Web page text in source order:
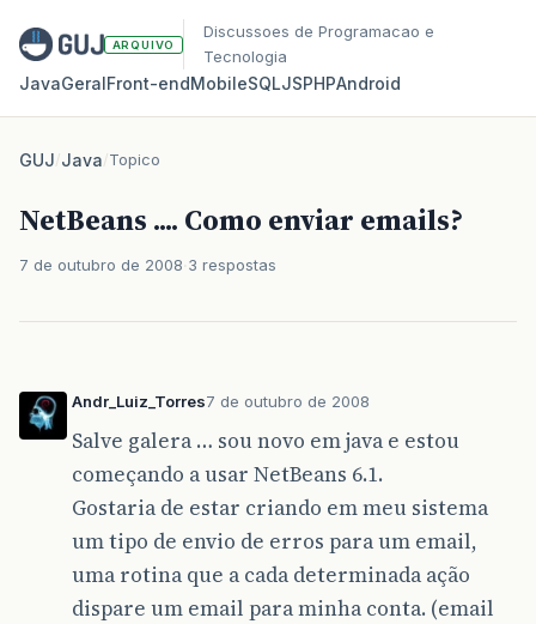
ARQUIVO
Discussoes de Programacao e
Tecnologia
JavaGeralFront‑endMobileSQLJSPHPAndroid
GUJ/Java/Topico
NetBeans .... Como enviar emails?
7 de outubro de 2008 3 respostas
Andr_Luiz_Torres7 de outubro de 2008
Salve galera … sou novo em java e estou
começando a usar NetBeans 6.1.
Gostaria de estar criando em meu sistema
um tipo de envio de erros para um email,
uma rotina que a cada determinada ação
dispare um email para minha conta. (email